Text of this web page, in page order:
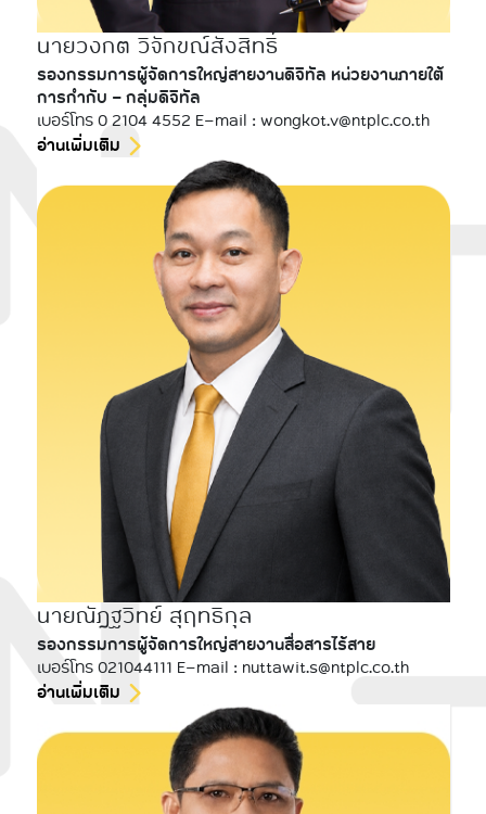
นายวงกต วิจักขณ์สังสิทธิ์
รองกรรมการผู้จัดการใหญ่สายงานดิจิทัล หน่วยงานภายใต้
การกำกับ - กลุ่มดิจิทัล
เบอร์โทร 0 2104 4552 E-mail : wongkot.v@ntplc.co.th
อ่านเพิ่มเติม
นายณัฎฐวิทย์ สุฤทธิกุล
รองกรรมการผู้จัดการใหญ่สายงานสื่อสารไร้สาย
เบอร์โทร 021044111 E-mail : nuttawit.s@ntplc.co.th
อ่านเพิ่มเติม